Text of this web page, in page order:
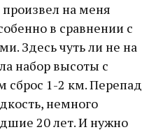
на меня
в сравнении с
Здесь чуть ли не на
набор высоты с
сброс 1-2 км. Перепад
немного
20 лет. И нужно